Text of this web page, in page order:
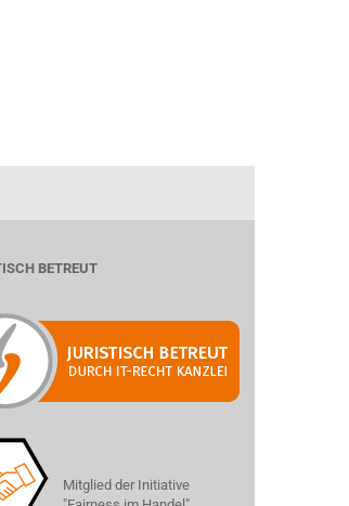
BETREUT
Mitglied der Initiative